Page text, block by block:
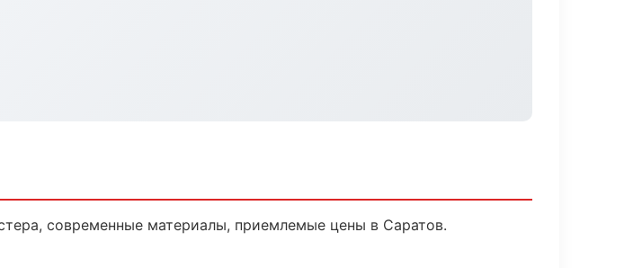
современные материалы, приемлемые цены в Саратов.